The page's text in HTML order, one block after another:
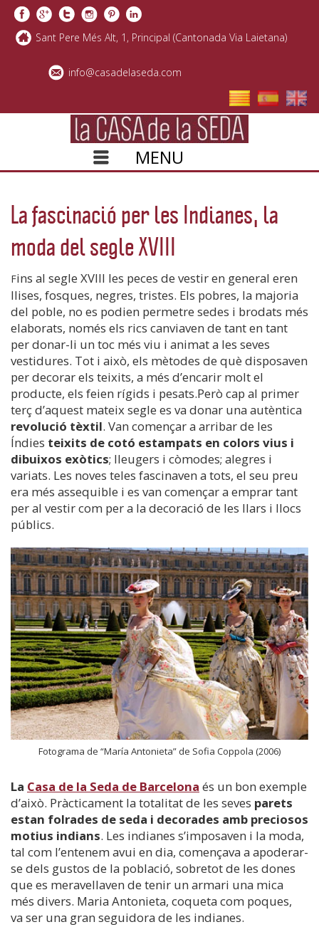
Sant Pere Més Alt, 1, Principal (Cantonada Via Laietana)
info@casadelaseda.com
MENU
La fascinació per les Indianes, la
moda del segle XVIII
Fins al segle XVIII les peces de vestir en general eren
llises, fosques, negres, tristes. Els pobres, la majoria
del poble, no es podien permetre sedes i brodats més
elaborats, només els rics canviaven de tant en tant
per donar-li un toc més viu i animat a les seves
vestidures. Tot i això, els mètodes de què disposaven
per decorar els teixits, a més d’encarir molt el
producte, els feien rígids i pesats.Però cap al primer
terç d’aquest mateix segle es va donar una autèntica
revolució tèxtil. Van començar a arribar de les
Índies teixits de cotó estampats en colors vius i
dibuixos exòtics; lleugers i còmodes; alegres i
variats. Les noves teles fascinaven a tots, el seu preu
era més assequible i es van començar a emprar tant
per al vestir com per a la decoració de les llars i llocs
públics.
Fotograma de “María Antonieta” de Sofia Coppola (2006)
La Casa de la Seda de Barcelona és un bon exemple
d’això. Pràcticament la totalitat de les seves parets
estan folrades de seda i decorades amb preciosos
motius indians. Les indianes s’imposaven i la moda,
tal com l’entenem avui en dia, començava a apoderar-
se dels gustos de la població, sobretot de les dones
que es meravellaven de tenir un armari una mica
més divers. Maria Antonieta, coqueta com poques,
va ser una gran seguidora de les indianes.